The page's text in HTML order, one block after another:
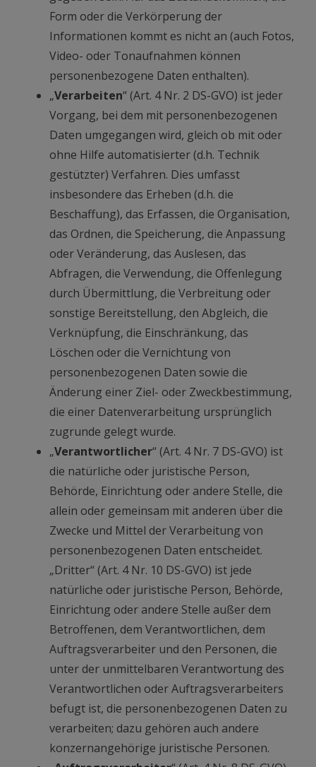
Form oder die Verkörperung der
Informationen kommt es nicht an (auch Fotos,
Video- oder Tonaufnahmen können
personenbezogene Daten enthalten).
„Verarbeiten“ (Art. 4 Nr. 2 DS-GVO) ist jeder
Vorgang, bei dem mit personenbezogenen
Daten umgegangen wird, gleich ob mit oder
ohne Hilfe automatisierter (d.h. Technik
gestützter) Verfahren. Dies umfasst
insbesondere das Erheben (d.h. die
Beschaffung), das Erfassen, die Organisation,
das Ordnen, die Speicherung, die Anpassung
oder Veränderung, das Auslesen, das
Abfragen, die Verwendung, die Offenlegung
durch Übermittlung, die Verbreitung oder
sonstige Bereitstellung, den Abgleich, die
Verknüpfung, die Einschränkung, das
Löschen oder die Vernichtung von
personenbezogenen Daten sowie die
Änderung einer Ziel- oder Zweckbestimmung,
die einer Datenverarbeitung ursprünglich
zugrunde gelegt wurde.
„Verantwortlicher“ (Art. 4 Nr. 7 DS-GVO) ist
die natürliche oder juristische Person,
Behörde, Einrichtung oder andere Stelle, die
allein oder gemeinsam mit anderen über die
Zwecke und Mittel der Verarbeitung von
personenbezogenen Daten entscheidet.
„Dritter“ (Art. 4 Nr. 10 DS-GVO) ist jede
natürliche oder juristische Person, Behörde,
Einrichtung oder andere Stelle außer dem
Betroffenen, dem Verantwortlichen, dem
Auftragsverarbeiter und den Personen, die
unter der unmittelbaren Verantwortung des
Verantwortlichen oder Auftragsverarbeiters
befugt ist, die personenbezogenen Daten zu
verarbeiten; dazu gehören auch andere
konzernangehörige juristische Personen.